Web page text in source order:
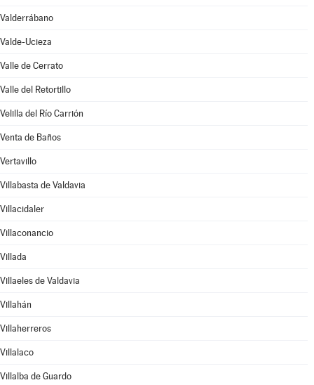
Valderrábano
Valde-Ucieza
Valle de Cerrato
Valle del Retortillo
Velilla del Río Carrión
Venta de Baños
Vertavillo
Villabasta de Valdavia
Villacidaler
Villaconancio
Villada
Villaeles de Valdavia
Villahán
Villaherreros
Villalaco
Villalba de Guardo